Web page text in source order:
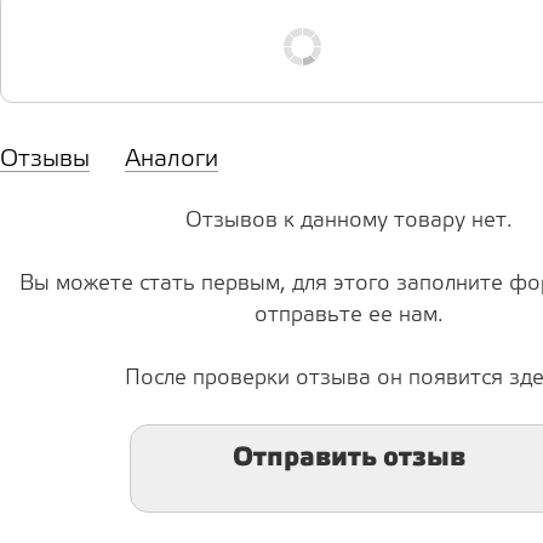
Отзывы Аналоги
Отзывов к данному товару нет.
Вы можете стать первым, для этого заполните
отправьте ее нам.
После проверки отзыва он появится
Отправить отзыв